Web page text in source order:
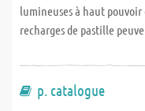
lumineuses à haut pouvoir
recharges de pastille
p. catalogue